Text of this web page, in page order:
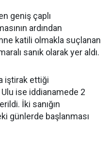
geniş çaplı
ardından
katili olmakla suçlanan
sanık olarak yer aldı.
iştirak ettiği
ise iddianamede 2
İki sanığın
günlerde başlanması